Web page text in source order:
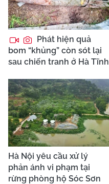
Phát hiện quả
bom “khủng” còn sót lại
sau chiến tranh ở Hà Tĩnh
Hà Nội yêu cầu xử lý
phản ánh vi phạm tại
rừng phòng hộ Sóc Sơn